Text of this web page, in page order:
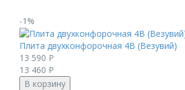
-1%
Плита двухконфорочная 4В (Везувий)
13 590 Р
13 460 Р
В корзину